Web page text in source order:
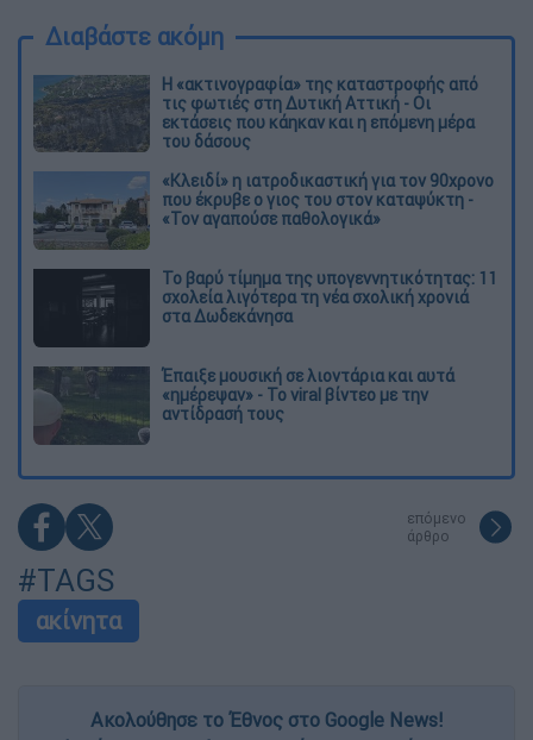
Διαβάστε ακόμη
Η «ακτινογραφία» της καταστροφής από
τις φωτιές στη Δυτική Αττική - Οι
εκτάσεις που κάηκαν και η επόμενη μέρα
του δάσους
«Κλειδί» η ιατροδικαστική για τον 90χρονο
που έκρυβε ο γιος του στον καταψύκτη -
«Τον αγαπούσε παθολογικά»
Το βαρύ τίμημα της υπογεννητικότητας: 11
σχολεία λιγότερα τη νέα σχολική χρονιά
στα Δωδεκάνησα
Έπαιξε μουσική σε λιοντάρια και αυτά
«ημέρεψαν» - Το viral βίντεο με την
αντίδρασή τους
επόμενο
άρθρο
#TAGS
ακίνητα
Ακολούθησε το Έθνος στο Google News!